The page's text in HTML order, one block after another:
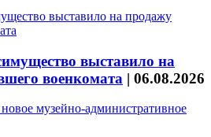
выставило на
военкомата | 06.08.2026